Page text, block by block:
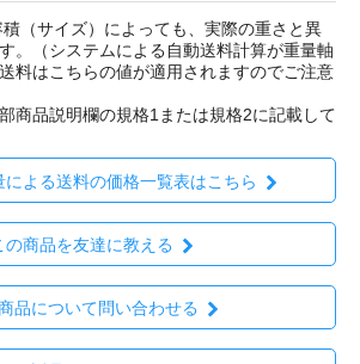
（サイズ）によっても、実際の重さと異
。（システムによる自動送料計算が重量軸
料はこちらの値が適用されますのでご注意
商品説明欄の規格1または規格2に記載して
による送料の価格一覧表はこちら
の商品を友達に教える
品について問い合わせる